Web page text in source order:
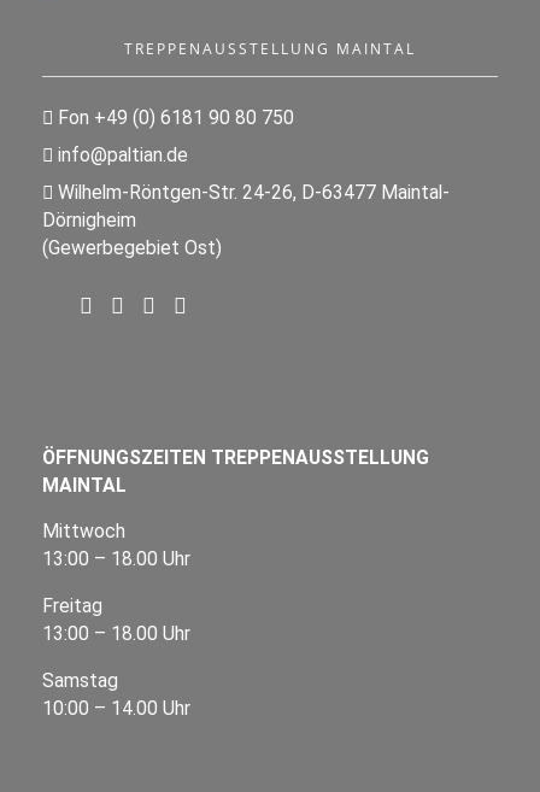
TREPPENAUSSTELLUNG MAINTAL
Fon +49 (0) 6181 90 80 750
info@paltian.de
Wilhelm-Röntgen-Str. 24-26, D-63477 Maintal-
Dörnigheim
(Gewerbegebiet Ost)
ÖFFNUNGSZEITEN TREPPENAUSSTELLUNG
MAINTAL
Mittwoch
13:00 – 18.00 Uhr
Freitag
13:00 – 18.00 Uhr
Samstag
10:00 – 14.00 Uhr